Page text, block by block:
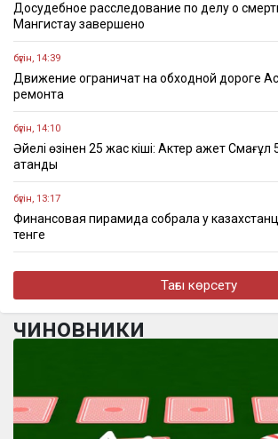
Досудебное расследование по делу о
Мангистау завершено
бүгін, 14:39
Движение ограничат на обходной дороге
ремонта
бүгін, 14:10
Әйелі өзінен 25 жас кіші: Актер Қажет
атанды
бүгін, 13:17
Финансовая пирамида собрала у
тенге
бүгін, 11:17
Казахстанский теннисист стал
бүгін, 10:28
Тағы көрсету
чиновники